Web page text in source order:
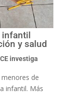
y salud
investiga
de
infantil. Más